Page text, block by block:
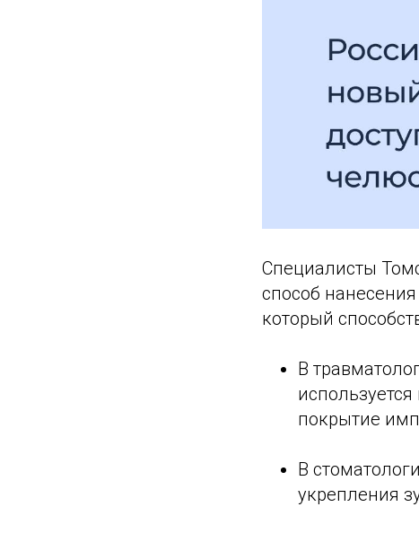
Специалисты
способ нанесения
который
В
покрытие
В
укрепления